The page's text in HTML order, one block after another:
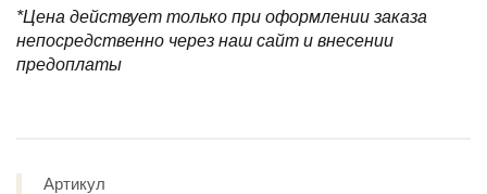
*Цена действует только при оформлении заказа
непосредственно через наш сайт и внесении
предоплаты
Артикул